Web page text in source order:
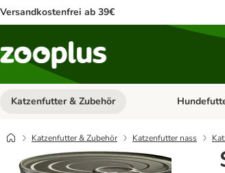
Versandkostenfrei ab 39€
Katzenfutter & Zubehör Kategorie-
Katzenfutter & Zubehör Katzenfutter nass